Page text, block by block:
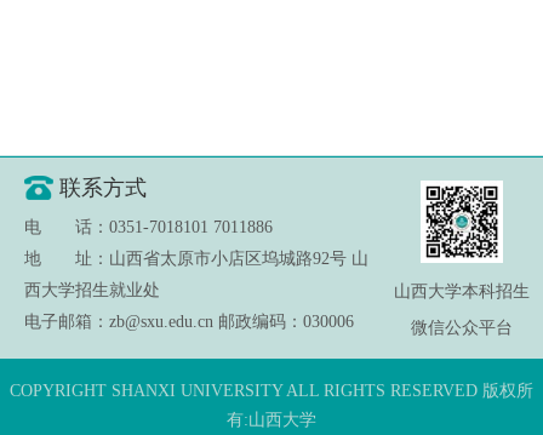
联系方式
电 话：0351-7018101 7011886
地 址：山西省太原市小店区坞城路92号 山
西大学招生就业处
电子邮箱：zb@sxu.edu.cn 邮政编码：030006
山西大学本科招生
微信公众平台
COPYRIGHT SHANXI UNIVERSITY ALL RIGHTS RESERVED 版权所
有:山西大学